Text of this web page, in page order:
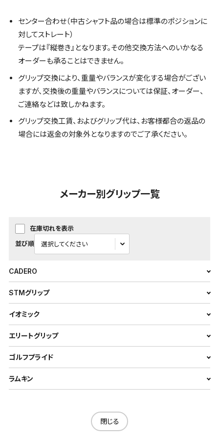
センター合わせ（中古シャフト品の場合は標準のポジションに
対してストレート）
テープは『縦巻き』となります。その他交換方法へのいかなる
オーダーも承ることはできません。
グリップ交換により、重量やバランスが変化する場合がござい
ますが、交換後の重量やバランスについては保証、オーダー、
ご連絡などは致しかねます。
グリップ交換工賃、およびグリップ代は、お客様都合の返品の
場合には返金の対象外となりますのでご了承ください。
メーカー別グリップ一覧
在庫切れを表示
並び順
CADERO
STMグリップ
イオミック
エリートグリップ
ゴルフプライド
ラムキン
閉じる